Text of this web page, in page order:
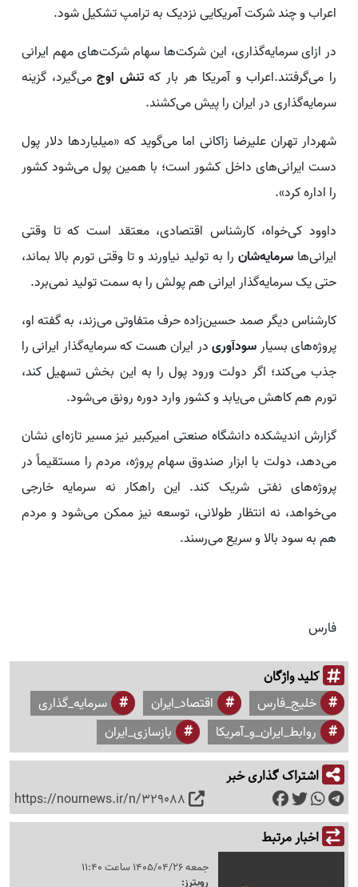
اعراب و چند شرکت آمریکایی نزدیک به ترامپ تشکیل شود.
در ازای سرمایه‌گذاری، این شرکت‌ها سهام شرکت‌های مهم ایرانی
را می‌گرفتند.اعراب و آمریکا هر بار کهتنش اوجمی‌گیرد، گزینه
سرمایه‌گذاری در ایران را پیش می‌کشند.
شهردار تهران علیرضا زاکانی اما می‌گوید که «میلیاردها دلار پول
دست ایرانی‌های داخل کشور است؛ با همین پول می‌شود کشور
را اداره کرد».
داوود کی‌خواه، کارشناس اقتصادی، معتقد است که تا وقتی
ایرانی‌ها سرمایه‌شان را به تولید نیاورند و تا وقتی تورم بالا بماند،
حتی یک سرمایه‌گذار ایرانی هم پولش را به سمت تولید نمی‌برد.
کارشناس دیگر صمد حسین‌زاده حرف متفاوتی می‌زند، به گفته او،
پروژه‌های بسیارسودآوریدر ایران هست که سرمایه‌گذار ایرانی را
جذب می‌کند؛ اگر دولت ورود پول را به این بخش تسهیل کند،
تورم هم کاهش می‌یابد و کشور وارد دوره رونق می‌شود.
گزارش اندیشکده دانشگاه صنعتی امیرکبیر نیز مسیر تازه‌ای نشان
می‌دهد، دولت با ابزار صندوق سهام پروژه، مردم را مستقیماً در
پروژه‌های نفتی شریک کند. این راهکار نه سرمایه خارجی
می‌خواهد، نه انتظار طولانی، توسعه نیز ممکن می‌شود و مردم
هم به سود بالا و سریع می‌رسند.
فارس
کلید واژگان
خلیج_فارس اقتصاد_ایران
سرمایه_گذاری
روابط_ایران_و_آمریکا
بازسازی_ایران
اشتراک گذاری خبر
https://nournews.ir/n/329088
اخبار مرتبط
جمعه 1405/04/26 ساعت 11:40
رویترز: